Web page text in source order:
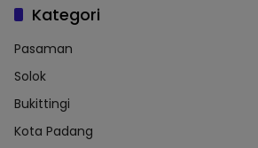
Kategori
Pasaman
Solok
Bukittingi
Kota Padang